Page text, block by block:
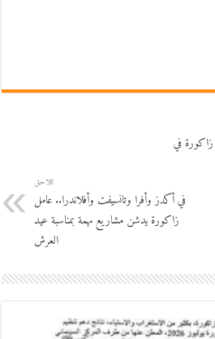
زاكورة في
اللاحق
في أكدز وأفرا وتانسيفت وأفلاندرا.. عامل
زاكورة يدشن مشاريع مهمة بمناسبة عيد
العرش